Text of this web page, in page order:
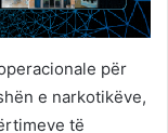
për
e narkotikëve,
të